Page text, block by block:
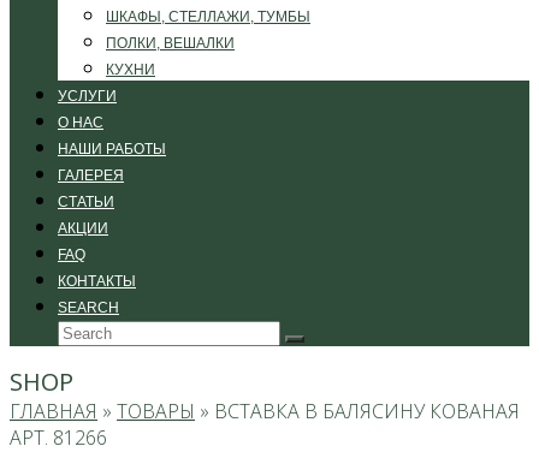
ШКАФЫ, СТЕЛЛАЖИ, ТУМБЫ
ПОЛКИ, ВЕШАЛКИ
КУХНИ
УСЛУГИ
О НАС
НАШИ РАБОТЫ
ГАЛЕРЕЯ
СТАТЬИ
АКЦИИ
FAQ
КОНТАКТЫ
SEARCH
Search
Submit
SHOP
ГЛАВНАЯ » ТОВАРЫ » ВСТАВКА В БАЛЯСИНУ КОВАНАЯ
АРТ. 81266